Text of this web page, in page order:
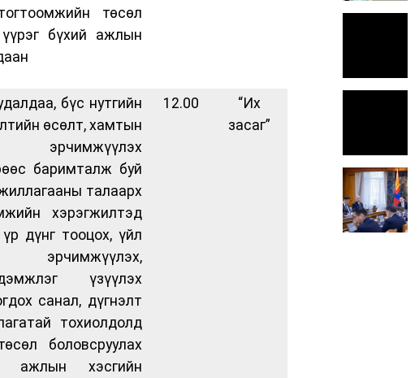
төсөл
үүрэг бүхий ажлын
бүс нутгийн
өсөлт, хамтын
эрчимжүүлэх
баримталж буй
талаарх
хэрэгжилтэд
дүнг тооцох, үйл
эрчимжүүлэх,
үзүүлэх
санал, дүгнэлт
тохиолдолд
боловсруулах
ажлын хэсгийн
12.00
“Их
засаг”